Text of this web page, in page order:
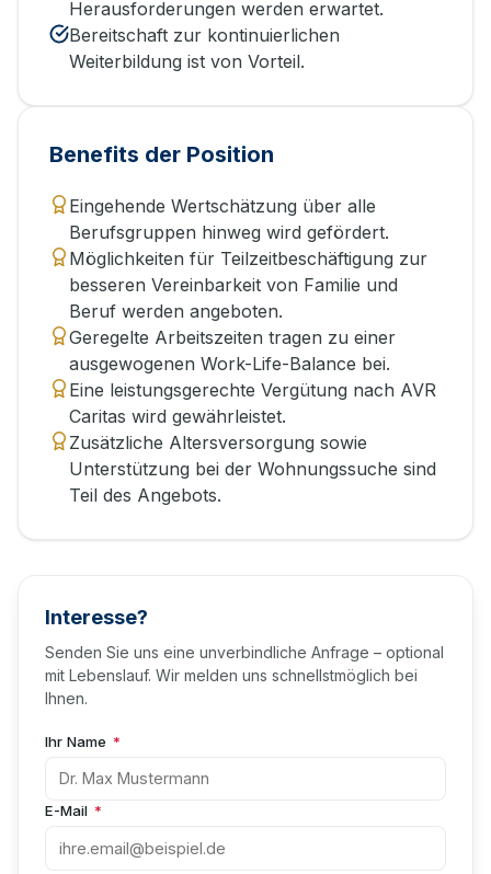
Herausforderungen werden erwartet.
Bereitschaft zur kontinuierlichen
Weiterbildung ist von Vorteil.
Benefits der Position
Eingehende Wertschätzung über alle
Berufsgruppen hinweg wird gefördert.
Möglichkeiten für Teilzeitbeschäftigung zur
besseren Vereinbarkeit von Familie und
Beruf werden angeboten.
Geregelte Arbeitszeiten tragen zu einer
ausgewogenen Work-Life-Balance bei.
Eine leistungsgerechte Vergütung nach AVR
Caritas wird gewährleistet.
Zusätzliche Altersversorgung sowie
Unterstützung bei der Wohnungssuche sind
Teil des Angebots.
Interesse?
Senden Sie uns eine unverbindliche Anfrage – optional
mit Lebenslauf. Wir melden uns schnellstmöglich bei
Ihnen.
Ihr Name *
E-Mail *